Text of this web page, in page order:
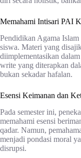
Memahami Intisari PAI
Pendidikan Agama Islam
siswa. Materi yang
diimplementasikan
write yang diterapkan
bukan sekadar hafalan.
Esensi Keimanan dan
Pada semester ini,
memahami esensi
qadar. Namun,
menjadi pondasi moral
disrupsi.